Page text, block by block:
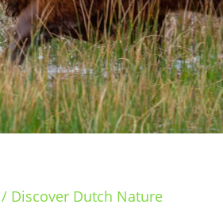
/ Discover Dutch Nature